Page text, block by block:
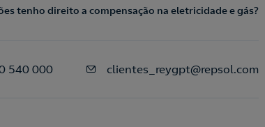
tenho direito a compensação na eletricidade e gás?
540 000 clientes_reygpt@repsol.com